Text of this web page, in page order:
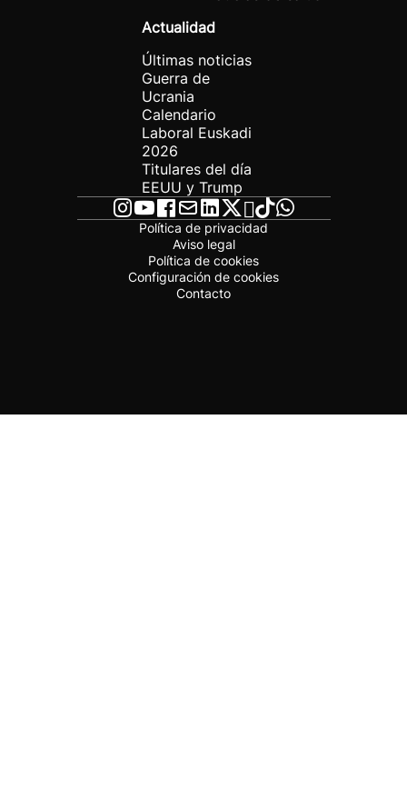
Actualidad
Últimas noticias
Guerra de
Ucrania
Calendario
Laboral Euskadi
2026
Titulares del día
EEUU y Trump
Política de privacidad
Aviso legal
Política de cookies
Configuración de cookies
Contacto